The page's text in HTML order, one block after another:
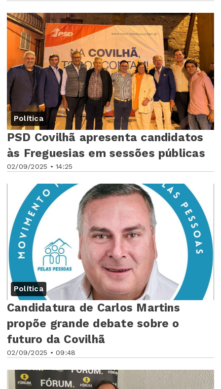
Política
02/09/2025 • 14:25
PSD Covilhã apresenta candidatos
às Freguesias em sessões públicas
Política
02/09/2025 • 09:48
Candidatura de Carlos Martins
propõe grande debate sobre o
futuro da Covilhã